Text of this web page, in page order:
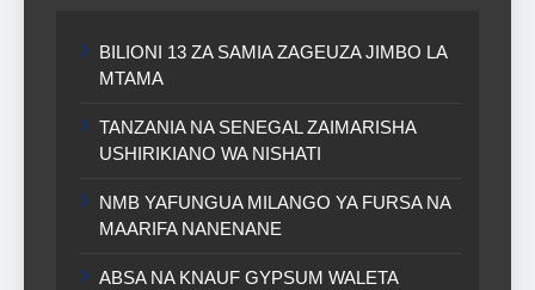
BILIONI 13 ZA SAMIA ZAGEUZA JIMBO LA
MTAMA
TANZANIA NA SENEGAL ZAIMARISHA
USHIRIKIANO WA NISHATI
NMB YAFUNGUA MILANGO YA FURSA NA
MAARIFA NANENANE
ABSA NA KNAUF GYPSUM WALETA